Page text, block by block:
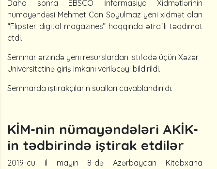
Daha sonra EBSCO İnformasiya Xidmətlərinin
nümayəndəsi Mehmet Can Soyulmaz yeni xidmət olan
“Flipster digital magazines” haqqında ətraflı təqdimat
etdi.
Seminar ərzində yeni resurslardan istifadə üçün Xəzər
Universitetinə giriş imkanı veriləcəyi bildirildi.
Seminarda iştirakçıların sualları cavablandırıldı.
KİM-nin nümayəndələri AKİK-
in tədbirində iştirak etdilər
2019-cu il mayın 8-də Azərbaycan Kitabxana